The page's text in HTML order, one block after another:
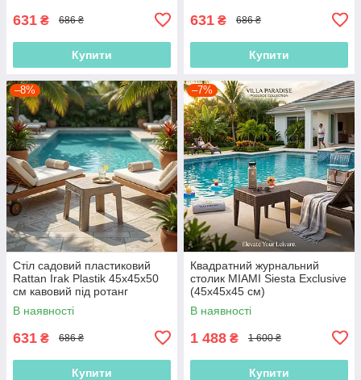
631 ₴ 686 ₴
Купити
631 ₴ 686 ₴
Купити
–8%
Стіл садовий пластиковий
Rattan Irak Plastik 45x45x50
см кавовий під ротанг
Бежевий
В наявності
631 ₴ 686 ₴
Купити
–7%
Квадратний журнальний
столик MIAMI Siesta Exclusive
(45x45x45 см)
В наявності
1 488 ₴ 1 600 ₴
Купити